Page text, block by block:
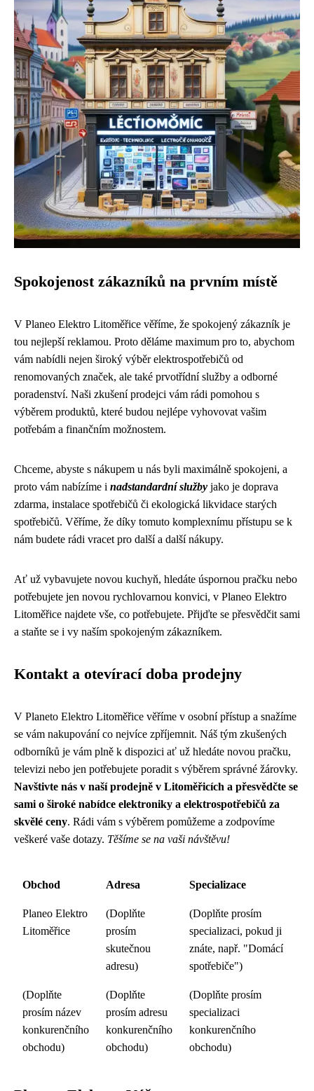
Spokojenost zákazníků na prvním místě
V Planeo Elektro Litoměřice věříme, že spokojený zákazník je
tou nejlepší reklamou. Proto děláme maximum pro to, abychom
vám nabídli nejen široký výběr elektrospotřebičů od
renomovaných značek, ale také prvotřídní služby a odborné
poradenství. Naši zkušení prodejci vám rádi pomohou s
výběrem produktů, které budou nejlépe vyhovovat vašim
potřebám a finančním možnostem.
Chceme, abyste s nákupem u nás byli maximálně spokojeni, a
proto vám nabízíme i nadstandardní služby jako je doprava
zdarma, instalace spotřebičů či ekologická likvidace starých
spotřebičů. Věříme, že díky tomuto komplexnímu přístupu se k
nám budete rádi vracet pro další a další nákupy.
Ať už vybavujete novou kuchyň, hledáte úspornou pračku nebo
potřebujete jen novou rychlovarnou konvici, v Planeo Elektro
Litoměřice najdete vše, co potřebujete. Přijďte se přesvědčit sami
a staňte se i vy naším spokojeným zákazníkem.
Kontakt a otevírací doba prodejny
V Planeto Elektro Litoměřice věříme v osobní přístup a snažíme
se vám nakupování co nejvíce zpříjemnit. Náš tým zkušených
odborníků je vám plně k dispozici ať už hledáte novou pračku,
televizi nebo jen potřebujete poradit s výběrem správné žárovky.
Navštivte nás v naší prodejně v Litoměřicích a přesvědčte se
sami o široké nabídce elektroniky a elektrospotřebičů za
skvělé ceny. Rádi vám s výběrem pomůžeme a zodpovíme
veškeré vaše dotazy. Těšíme se na vaši návštěvu!
Obchod Adresa Specializace
Planeo Elektro
Litoměřice
(Doplňte
prosím
skutečnou
adresu)
(Doplňte prosím
specializaci, pokud ji
znáte, např. "Domácí
spotřebiče")
(Doplňte
prosím název
konkurenčního
obchodu)
(Doplňte
prosím adresu
konkurenčního
obchodu)
(Doplňte prosím
specializaci
konkurenčního
obchodu)